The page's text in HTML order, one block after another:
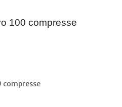
100 compresse
compresse